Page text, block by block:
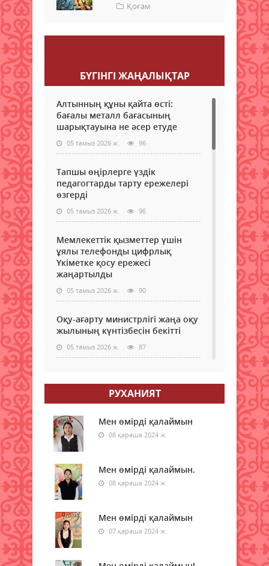
Қоғам
БҮГІНГI ЖАҢАЛЫҚТАР
Алтынның құны қайта өсті:
бағалы металл бағасының
шарықтауына не әсер етуде
05 тамыз 2026 ж. 96
Тапшы өңірлерге үздік
педагогтарды тарту ережелері
өзгерді
05 тамыз 2026 ж. 96
Мемлекеттік қызметтер үшін
ұялы телефонды цифрлық
Үкіметке қосу ережесі
жаңартылды
05 тамыз 2026 ж. 90
Оқу-ағарту министрлігі жаңа оқу
жылының күнтізбесін бекітті
05 тамыз 2026 ж. 87
күшейеді: төлемдерге цифрлық
қадағалау жүйесі енгізілмек
05 тамыз 2026 ж.
Донор мен реципиенттің
сәйкестігін бағалайтын AI қалай
жұмыс істейді
05 тамыз 2026 ж. 90
Қазақстанда 200-ден астам
ресейлік телеарна тіркелген
05 тамыз 2026 ж.
РУХАНИЯТ
Мен өмірді қалаймын
08 қараша 2024 ж.
Мен өмірді қалаймын.
08 қараша 2024 ж.
Мен өмірді қалаймын
07 қараша 2024 ж.